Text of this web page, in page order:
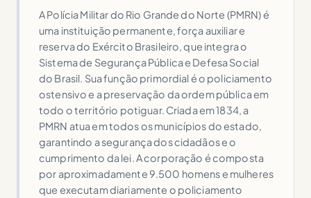
A Polícia Militar do Rio Grande do Norte (PMRN) é
uma instituição permanente, força auxiliar e
reserva do Exército Brasileiro, que integra o
Sistema de Segurança Pública e Defesa Social
do Brasil. Sua função primordial é o policiamento
ostensivo e a preservação da ordem pública em
todo o território potiguar. Criada em 1834, a
PMRN atua em todos os municípios do estado,
garantindo a segurança dos cidadãos e o
cumprimento da lei. A corporação é composta
por aproximadamente 9.500 homens e mulheres
que executam diariamente o policiamento